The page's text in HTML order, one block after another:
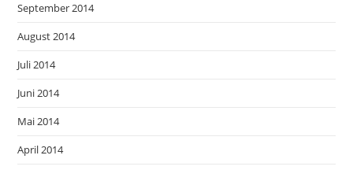
September 2014
August 2014
Juli 2014
Juni 2014
Mai 2014
April 2014